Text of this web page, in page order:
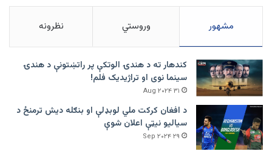
مشهور وروستي نظرونه
کندهار ته د هندۍ الوتکې پر راتښتونې د هندۍ
سینما نوی او تراژيديک فلم!
۳۱ Aug ۲۰۲۴
د افغان کرکت ملي لوبډلې او بنګله دیش ترمنځ د
سیالیو نیټې اعلان شوې
۲۹ Sep ۲۰۲۴